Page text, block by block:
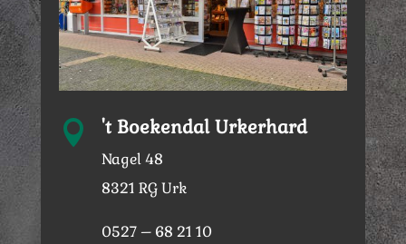
 't Boekendal Urkerhard
Nagel 48
8321 RG Urk
0527 – 68 21 10